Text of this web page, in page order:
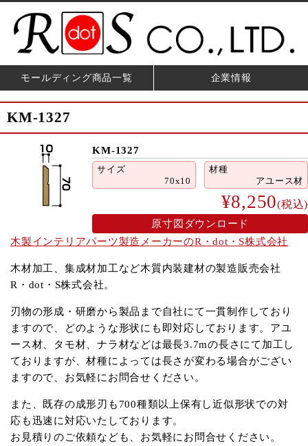
モールディング商品一覧 企業情報
KM-1327
KM-1327
サイズ
70x10
材種
アユース材
¥8,250(税込)
原寸図ダウンロード
木製インテリアパーツ製造メーカーのR・dot・S株式会社
木材加工、集成材加工など木質内装建材の製造販売会社
R・dot・S株式会社。
刃物の形成・研磨から製品まで自社にて一貫制作しており
ますので、どのような形状にも即対応しております。アユ
ース材、タモ材、ナラ材などは最長3.7mの長さにて加工し
ておりますが、材種によっては長さが変わる場合がござい
ますので、お気軽にお問合せください。
また、既存の成形刃も700種類以上保有し近似形状での対
応も迅速に対応いたしております。
お見積りのご依頼なども、お気軽にお問合せください。